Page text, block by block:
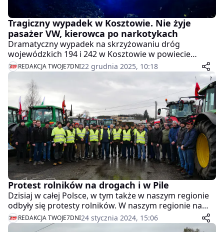
Tragiczny wypadek w Kosztowie. Nie żyje
pasażer VW, kierowca po narkotykach
Dramatyczny wypadek na skrzyżowaniu dróg
wojewódzkich 194 i 242 w Kosztowie w powiecie
pilskim. 33-letni pasażer volkswagena passata zginął
na miejscu, a policja zatrzymała zarówno sprawcę, jak i
jednego z poszkodowanych - był pod wpływem
narkotyków.
REDAKCJA TWOJE7DNI22 grudnia 2025, 10:18
Protest rolników na drogach i w Pile
Dzisiaj w całej Polsce, w tym także w naszym regionie
odbyły się protesty rolników. W naszym regionie na
drogi wyjechały ciągniki i maszyny rolnicze z Kosztowa
oraz Podgajów.
REDAKCJA TWOJE7DNI24 stycznia 2024, 15:06